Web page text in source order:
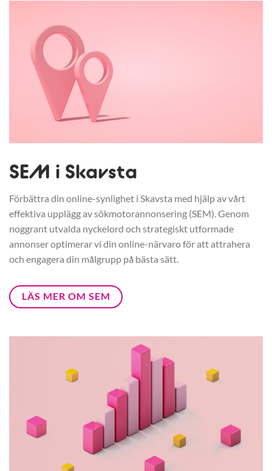
SEM i Skavsta
Förbättra din online-synlighet i Skavsta med hjälp av vårt
effektiva upplägg av sökmotorannonsering (SEM). Genom
noggrant utvalda nyckelord och strategiskt utformade
annonser optimerar vi din online-närvaro för att attrahera
och engagera din målgrupp på bästa sätt.
LÄS MER OM SEM